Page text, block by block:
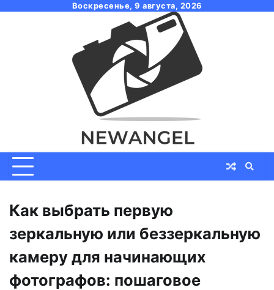
Воскресенье, 9 августа, 2026
Как выбрать первую
зеркальную или беззеркальную
камеру для начинающих
фотографов: пошаговое